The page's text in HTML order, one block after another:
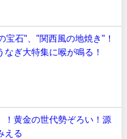
宝石"、"関西風の地焼き"！
なぎ大特集に喉が鳴る！
！黄金の世代勢ぞろい！源
える